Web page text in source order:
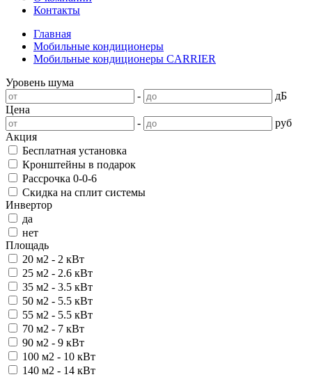
Контакты
Главная
Мобильные кондиционеры
Мобильные кондиционеры CARRIER
Уровень шума
-
дБ
Цена
-
руб
Акция
Бесплатная установка
Кронштейны в подарок
Рассрочка 0-0-6
Скидка на сплит системы
Инвертор
да
нет
Площадь
20 м2 - 2 кВт
25 м2 - 2.6 кВт
35 м2 - 3.5 кВт
50 м2 - 5.5 кВт
55 м2 - 5.5 кВт
70 м2 - 7 кВт
90 м2 - 9 кВт
100 м2 - 10 кВт
140 м2 - 14 кВт